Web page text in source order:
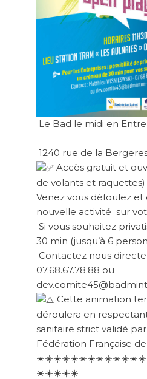
Le Bad le midi en
1240 rue de la
Accès gratuit et
de volants et raquettes)
Venez vous défoulez
nouvelle activité sur
Si vous souhaitez
30 min (jusqu’à 6
Contactez nous
07.68.67.78.88 ou
Cette animation
déroulera en
sanitaire strict validé
Fédération Française
☀️☀️☀️☀️☀️☀️☀️
☀️☀️☀️☀️☀️